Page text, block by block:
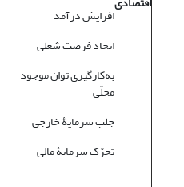
افزایش درآمد
ایجاد فرصت شغلی
به‌کارگیری توان موجود
محلّی
جلب سرمایۀ خارجی
تحرّک سرمایۀ مالی